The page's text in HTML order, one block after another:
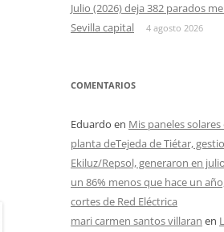
Julio (2026) deja 382 parados
Sevilla capital
4 agosto 2026
COMENTARIOS
Eduardo en Mis paneles solares
planta deTejeda de Tiétar,
Ekiluz/Repsol, generaron en
un 86% menos que hace un
cortes de Red Eléctrica
mari carmen santos villaran en